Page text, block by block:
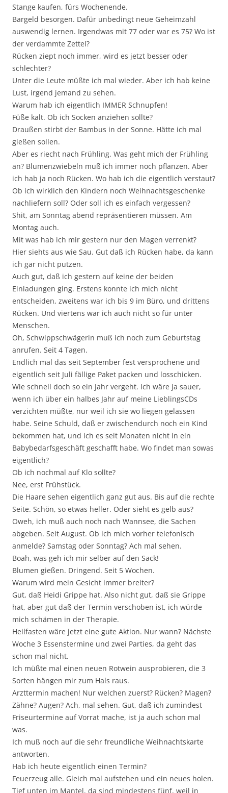
Stange kaufen, fürs Wochenende.
Bargeld besorgen. Dafür unbedingt neue Geheimzahl
auswendig lernen. Irgendwas mit 77 oder war es 75? Wo ist
der verdammte Zettel?
Rücken ziept noch immer, wird es jetzt besser oder
schlechter?
Unter die Leute müßte ich mal wieder. Aber ich hab keine
Lust, irgend jemand zu sehen.
Warum hab ich eigentlich IMMER Schnupfen!
Füße kalt. Ob ich Socken anziehen sollte?
Draußen stirbt der Bambus in der Sonne. Hätte ich mal
gießen sollen.
Aber es riecht nach Frühling. Was geht mich der Frühling
an? Blumenzwiebeln muß ich immer noch pflanzen. Aber
ich hab ja noch Rücken. Wo hab ich die eigentlich verstaut?
Ob ich wirklich den Kindern noch Weihnachtsgeschenke
nachliefern soll? Oder soll ich es einfach vergessen?
Shit, am Sonntag abend repräsentieren müssen. Am
Montag auch.
Mit was hab ich mir gestern nur den Magen verrenkt?
Hier siehts aus wie Sau. Gut daß ich Rücken habe, da kann
ich gar nicht putzen.
Auch gut, daß ich gestern auf keine der beiden
Einladungen ging. Erstens konnte ich mich nicht
entscheiden, zweitens war ich bis 9 im Büro, und drittens
Rücken. Und viertens war ich auch nicht so für unter
Menschen.
Oh, Schwippschwägerin muß ich noch zum Geburtstag
anrufen. Seit 4 Tagen.
Endlich mal das seit September fest versprochene und
eigentlich seit Juli fällige Paket packen und losschicken.
Wie schnell doch so ein Jahr vergeht. Ich wäre ja sauer,
wenn ich über ein halbes Jahr auf meine LieblingsCDs
verzichten müßte, nur weil ich sie wo liegen gelassen
habe. Seine Schuld, daß er zwischendurch noch ein Kind
bekommen hat, und ich es seit Monaten nicht in ein
Babybedarfsgeschäft geschafft habe. Wo findet man sowas
eigentlich?
Ob ich nochmal auf Klo sollte?
Nee, erst Frühstück.
Die Haare sehen eigentlich ganz gut aus. Bis auf die rechte
Seite. Schön, so etwas heller. Oder sieht es gelb aus?
Oweh, ich muß auch noch nach Wannsee, die Sachen
abgeben. Seit August. Ob ich mich vorher telefonisch
anmelde? Samstag oder Sonntag? Ach mal sehen.
Boah, was geh ich mir selber auf den Sack!
Blumen gießen. Dringend. Seit 5 Wochen.
Warum wird mein Gesicht immer breiter?
Gut, daß Heidi Grippe hat. Also nicht gut, daß sie Grippe
hat, aber gut daß der Termin verschoben ist, ich würde
mich schämen in der Therapie.
Heilfasten wäre jetzt eine gute Aktion. Nur wann? Nächste
Woche 3 Essenstermine und zwei Parties, da geht das
schon mal nicht.
Ich müßte mal einen neuen Rotwein ausprobieren, die 3
Sorten hängen mir zum Hals raus.
Arzttermin machen! Nur welchen zuerst? Rücken? Magen?
Zähne? Augen? Ach, mal sehen. Gut, daß ich zumindest
Friseurtermine auf Vorrat mache, ist ja auch schon mal
was.
Ich muß noch auf die sehr freundliche Weihnachtskarte
antworten.
Hab ich heute eigentlich einen Termin?
Feuerzeug alle. Gleich mal aufstehen und ein neues holen.
Tief unten im Mantel, da sind mindestens fünf, weil in